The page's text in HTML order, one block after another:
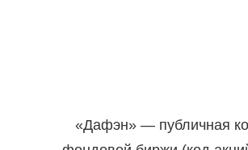
«Дафэн» — публичная